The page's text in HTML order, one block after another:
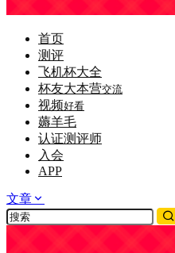
首页
测评
飞机杯大全
杯友大本营交流
视频好看
薅羊毛
认证测评师
入会
APP
文章